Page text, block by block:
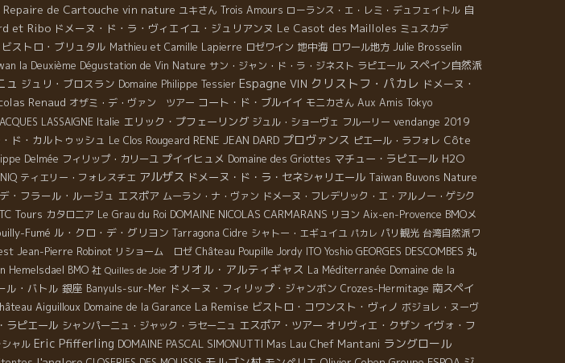
Repaire de Cartouche vin nature ユキさん Trois Amours ローランス・エ・レミ・デュフェイトル 自
et Ribo ドメーヌ・ド・ラ・ヴィエイユ・ジュリアンヌ Le Casot des Mailloles ミュスカデ
ビストロ・ブリュタル Mathieu et Camille Lapierre ロゼワイン 地中海 ロワール地方 Julie Brosselin
la Deuxième Dégustation de Vin Nature サン・ジャン・ド・ラ・ジネスト ラピエール スペイン自然派
ュ ジュリ・ブロスラン Domaine Philippe Tessier Espagne VIN クリストフ・パカレ ドメーヌ・
Renaud オザミ・デ・ヴァン ツアー コート・ド・ブルイイ モニカさん Aux Amis Tokyo
LASSAIGNE Italie エリック・プフェーリング ジュル・ショーヴェ フルーリー vendange 2019
ド・カルトゥッシュ Le Clos Rougeard RENE JEAN DARD プロヴァンス ピエール・ラフォレ Côte
Delmée フィリップ・カリーユ プイイヒュメ Domaine des Griottes マチュー・ラピエール H2O
ティエリー・フォレスチエ アルザス ドメーヌ・ド・ラ・セネシャリエール Taiwan Buvons Nature
・フラール・ルージュ エスポア ムーラン・ナ・ヴァン ドメーヌ・フレデリック・エ・アルノー・ゲシク
Tours カタロニア Le Grau du Roi DOMAINE NICOLAS CARMARANS リヨン Aix-en-Provence BMOメ
Fumé ル・クロ・デ・グリヨン Tarragona Cidre シャトー・エギュイユ パカレ パリ観光 台湾自然派ワ
Jean-Pierre Robinot リショーム ロゼ Château Poupille Jordy ITO Yoshio GEORGES DESCOMBES 丸
Hemelsdael BMO 社 Quilles de Joie オリオル・アルティギャス La Méditerranée Domaine de la
ル・バトル 銀座 Banyuls-sur-Mer ドメーヌ・フィリップ・ジャンボン Crozes-Hermitage 南スペイ
Aiguilloux Domaine de la Garance La Remise ビストロ・コワンスト・ヴィノ ボジョレ・ヌーヴ
ラピエール シャンパーニュ・ジャック・ラセーニュ エスポア・ツアー オリヴィエ・クザン イヴォ・フ
ャル Eric Pfifferling DOMAINE PASCAL SIMONUTTI Mas Lau Chef Mantani ラングロール